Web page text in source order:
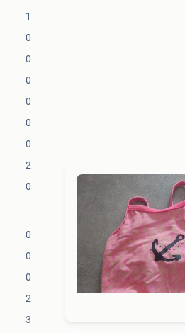
1
0
0
0
0
0
0
2
0
0
0
0
2
3